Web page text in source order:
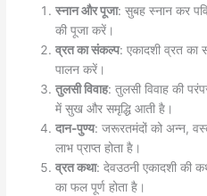
स्नान और पूजा: सुबह स्नान कर
की पूजा करें।
व्रत का संकल्प: एकादशी व्रत का
पालन करें।
तुलसी विवाह: तुलसी विवाह की
में सुख और समृद्धि आती है।
दान-पुण्य: जरूरतमंदों को अन्न,
लाभ प्राप्त होता है।
व्रत कथा: देवउठनी एकादशी की
का फल पूर्ण होता है।